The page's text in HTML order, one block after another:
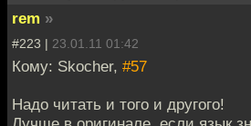
rem »
#223 | 23.01.11 01:42
Кому: Skocher, #57
Надо читать и того и другого!